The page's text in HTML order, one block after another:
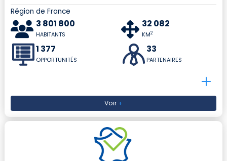
Région de France
3 801 800
HABITANTS
32 082
KM2
1 377
OPPORTUNITÉS
33
PARTENAIRES
Voir+